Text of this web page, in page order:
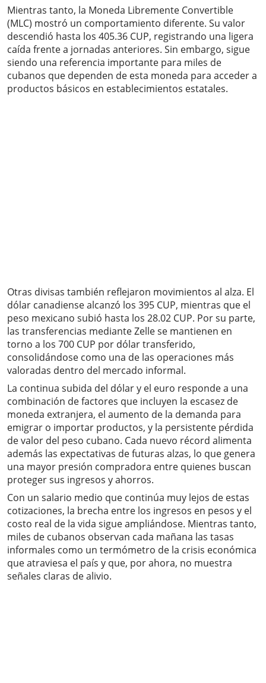
Mientras tanto, la Moneda Libremente Convertible
(MLC) mostró un comportamiento diferente. Su valor
descendió hasta los 405.36 CUP, registrando una ligera
caída frente a jornadas anteriores. Sin embargo, sigue
siendo una referencia importante para miles de
cubanos que dependen de esta moneda para acceder a
productos básicos en establecimientos estatales.
Otras divisas también reflejaron movimientos al alza. El
dólar canadiense alcanzó los 395 CUP, mientras que el
peso mexicano subió hasta los 28.02 CUP. Por su parte,
las transferencias mediante Zelle se mantienen en
torno a los 700 CUP por dólar transferido,
consolidándose como una de las operaciones más
valoradas dentro del mercado informal.
La continua subida del dólar y el euro responde a una
combinación de factores que incluyen la escasez de
moneda extranjera, el aumento de la demanda para
emigrar o importar productos, y la persistente pérdida
de valor del peso cubano. Cada nuevo récord alimenta
además las expectativas de futuras alzas, lo que genera
una mayor presión compradora entre quienes buscan
proteger sus ingresos y ahorros.
Con un salario medio que continúa muy lejos de estas
cotizaciones, la brecha entre los ingresos en pesos y el
costo real de la vida sigue ampliándose. Mientras tanto,
miles de cubanos observan cada mañana las tasas
informales como un termómetro de la crisis económica
que atraviesa el país y que, por ahora, no muestra
señales claras de alivio.